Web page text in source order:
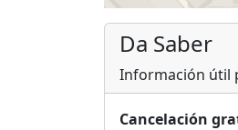
Da Saber
Información útil
Cancelación